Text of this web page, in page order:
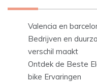
Valencia en
Bedrijven en
verschil maakt
Ontdek de Beste
bike Ervaringen